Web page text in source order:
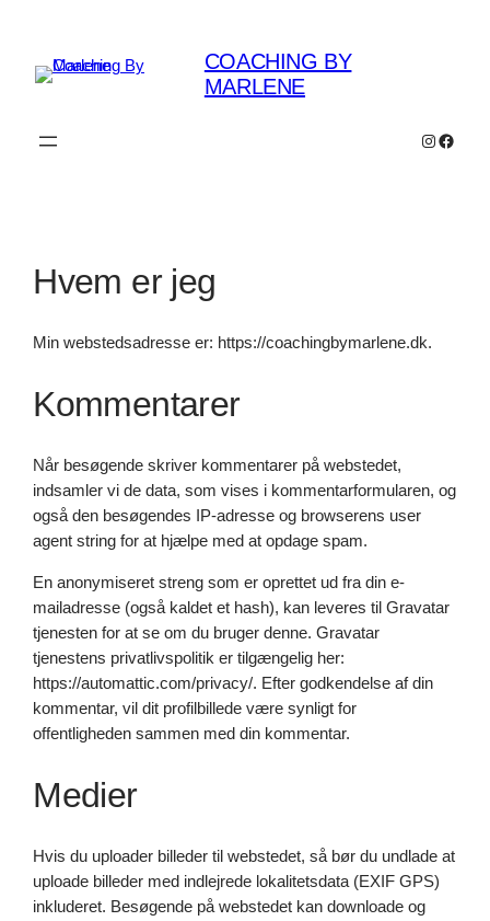
indhold
COACHING BY
MARLENE
Hvem er jeg
Min webstedsadresse er: https://coachingbymarlene.dk.
Kommentarer
Når besøgende skriver kommentarer på webstedet,
indsamler vi de data, som vises i kommentarformularen, og
også den besøgendes IP-adresse og browserens user
agent string for at hjælpe med at opdage spam.
En anonymiseret streng som er oprettet ud fra din e-
mailadresse (også kaldet et hash), kan leveres til Gravatar
tjenesten for at se om du bruger denne. Gravatar
tjenestens privatlivspolitik er tilgængelig her:
https://automattic.com/privacy/. Efter godkendelse af din
kommentar, vil dit profilbillede være synligt for
offentligheden sammen med din kommentar.
Medier
Hvis du uploader billeder til webstedet, så bør du undlade at
uploade billeder med indlejrede lokalitetsdata (EXIF GPS)
inkluderet. Besøgende på webstedet kan downloade og